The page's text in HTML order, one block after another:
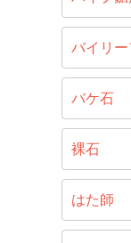
バイリー
バケ石
裸石
はた師